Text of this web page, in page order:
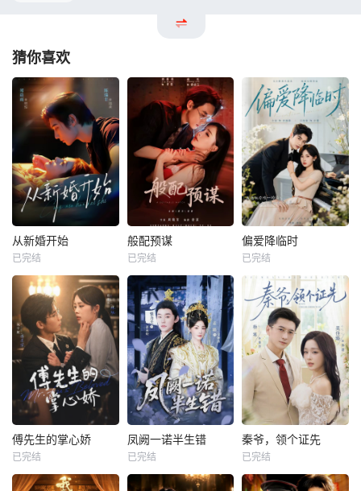
猜你喜欢
从新婚开始
已完结
般配预谋
已完结
偏爱降临时
已完结
傅先生的掌心娇
已完结
凤阙一诺半生错
已完结
秦爷，领个证先
已完结